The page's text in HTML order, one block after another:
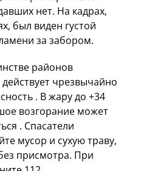
нет. На кадрах,
был виден густой
за забором.
районов
чрезвычайно
. В жару до +34
возгорание может
. Спасатели
мусор и сухую траву,
присмотра. При